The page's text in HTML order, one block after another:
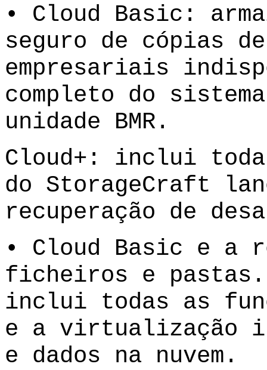
• Cloud Basic:
seguro de cópias
empresariais
completo do
unidade BMR.
Cloud+: inclui
do StorageCraft
recuperação de
• Cloud Basic e a
ficheiros e pastas.
inclui todas as
e a virtualização
e dados na nuvem.